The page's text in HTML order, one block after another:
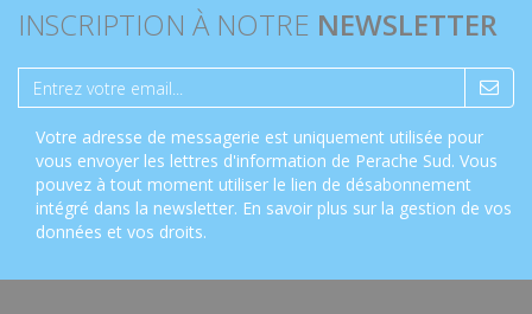
INSCRIPTION À NOTRE NEWSLETTER
Votre adresse de messagerie est uniquement utilisée pour
vous envoyer les lettres d'information de Perache Sud. Vous
pouvez à tout moment utiliser le lien de désabonnement
intégré dans la newsletter. En savoir plus sur la gestion de vos
données et vos droits.